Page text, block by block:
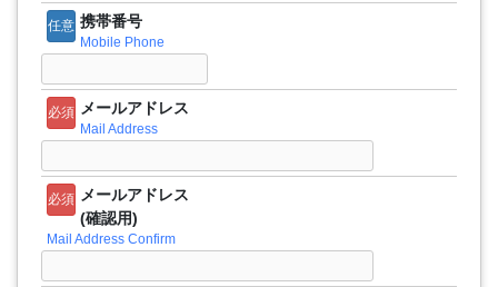
任意 携帯番号
Mobile Phone
必須 メールアドレス
Mail Address
必須 メールアドレス
(確認用)
Mail Address Confirm